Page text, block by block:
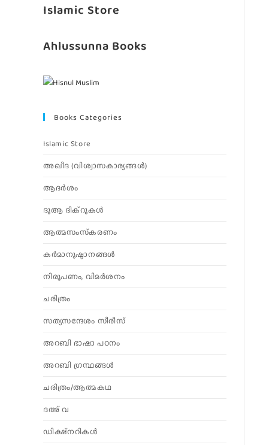
Islamic Store
Ahlussunna Books
Books Categories
Islamic Store
അഖീദ (വിശ്വാസകാര്യങ്ങള്‍)
ആദര്‍ശം
ദുആ ദിക്റുകൾ
ആത്മസംസ്‌കരണം
കര്‍മാനുഷ്ഠാനങ്ങള്‍
നിരൂപണം, വിമര്‍ശനം
ചരിത്രം
സത്യസന്ദേശം സീരീസ്
അറബി ഭാഷാ പഠനം
അറബി ഗ്രന്ഥങ്ങൾ
ചരിത്രം/ആത്മകഥ
ദഅ് വ
ഡിക്ഷ്നറികൾ